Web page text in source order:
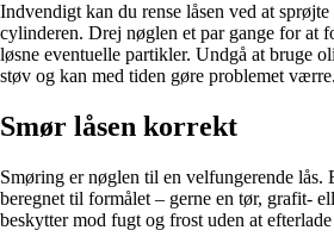
Indvendigt kan du rense låsen ved at
cylinderen. Drej nøglen et par gange for at
løsne eventuelle partikler. Undgå at bruge
støv og kan med tiden gøre problemet værre.
Smør låsen korrekt
Smøring er nøglen til en velfungerende lås.
beregnet til formålet – gerne en tør, grafit-
beskytter mod fugt og frost uden at